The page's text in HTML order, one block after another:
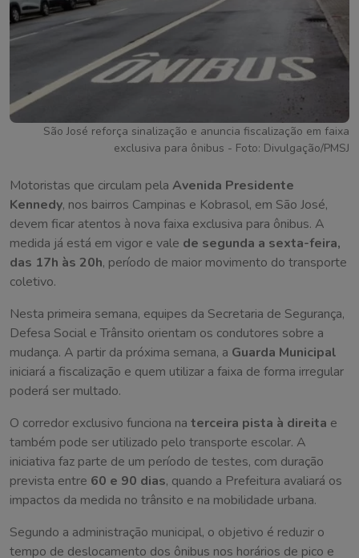
São José reforça sinalização e anuncia fiscalização em faixa
exclusiva para ônibus - Foto: Divulgação/PMSJ
Motoristas que circulam pela Avenida Presidente
Kennedy, nos bairros Campinas e Kobrasol, em São José,
devem ficar atentos à nova faixa exclusiva para ônibus. A
medida já está em vigor e vale de segunda a sexta-feira,
das 17h às 20h, período de maior movimento do transporte
coletivo.
Nesta primeira semana, equipes da Secretaria de Segurança,
Defesa Social e Trânsito orientam os condutores sobre a
mudança. A partir da próxima semana, a Guarda Municipal
iniciará a fiscalização e quem utilizar a faixa de forma irregular
poderá ser multado.
O corredor exclusivo funciona na terceira pista à direita e
também pode ser utilizado pelo transporte escolar. A
iniciativa faz parte de um período de testes, com duração
prevista entre 60 e 90 dias, quando a Prefeitura avaliará os
impactos da medida no trânsito e na mobilidade urbana.
Segundo a administração municipal, o objetivo é reduzir o
tempo de deslocamento dos ônibus nos horários de pico e